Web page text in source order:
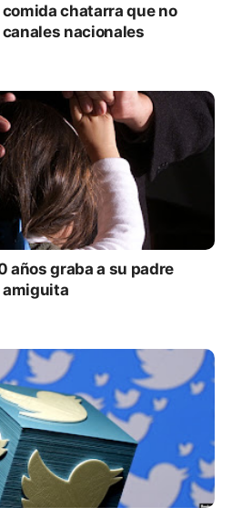
chatarra que no
nacionales
años graba a su padre
amiguita